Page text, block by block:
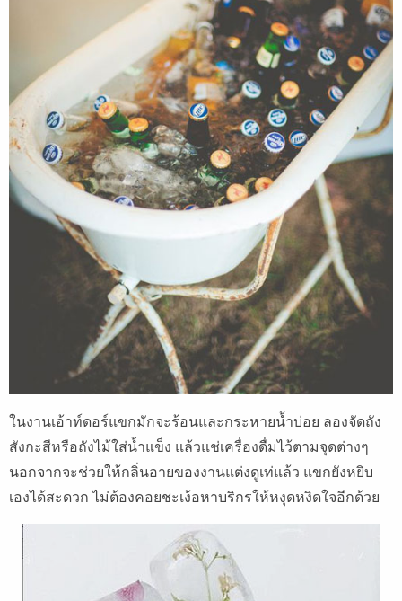
ในงานเอ้าท์ดอร์แขกมักจะร้อนและกระหายน้ำบ่อย ลองจัดถัง
สังกะสีหรือถังไม้ใส่น้ำแข็ง แล้วแช่เครื่องดื่มไว้ตามจุดต่างๆ
นอกจากจะช่วยให้กลิ่นอายของงานแต่งดูเท่แล้ว แขกยังหยิบ
เองได้สะดวก ไม่ต้องคอยชะเง้อหาบริกรให้หงุดหงิดใจอีกด้วย